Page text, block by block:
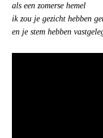
als een zomerse hemel
ik zou je gezicht hebben
en je stem hebben